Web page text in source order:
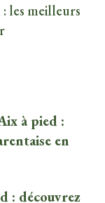
les meilleurs
à pied :
en
: découvrez